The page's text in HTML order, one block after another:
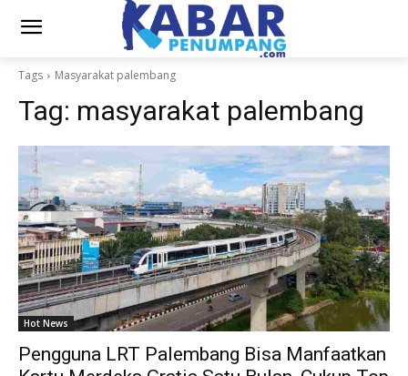
Tags Masyarakat palembang
Tag: masyarakat palembang
Hot News
Pengguna LRT Palembang Bisa Manfaatkan